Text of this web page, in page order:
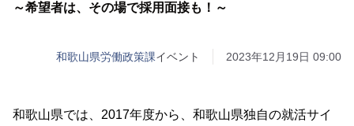
～希望者は、その場で採用面接も！～
和歌山県労働政策課イベント 2023年12月19日 09:00
和歌山県では、2017年度から、和歌山県独自の就活サイ